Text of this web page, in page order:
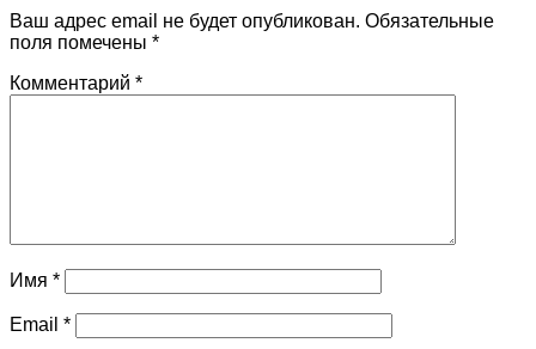
Ваш адрес email не будет опубликован. Обязательные
поля помечены *
Комментарий *
Имя *
Email *